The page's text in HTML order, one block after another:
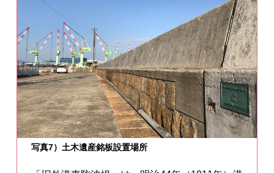
写真7）土木遺産銘板設置場所